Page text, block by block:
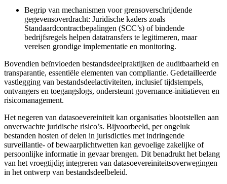
Begrip van mechanismen voor grensoverschrijdende
gegevensoverdracht: Juridische kaders zoals
Standaardcontractbepalingen (SCC’s) of bindende
bedrijfsregels helpen datatransfers te legitimeren, maar
vereisen grondige implementatie en monitoring.
Bovendien beïnvloeden bestandsdeelpraktijken de auditbaarheid en
transparantie, essentiële elementen van compliantie. Gedetailleerde
vastlegging van bestandsdeelactiviteiten, inclusief tijdstempels,
ontvangers en toegangslogs, ondersteunt governance-initiatieven en
risicomanagement.
Het negeren van datasoevereiniteit kan organisaties blootstellen aan
onverwachte juridische risico’s. Bijvoorbeeld, per ongeluk
bestanden hosten of delen in jurisdicties met indringende
surveillantie- of bewaarplichtwetten kan gevoelige zakelijke of
persoonlijke informatie in gevaar brengen. Dit benadrukt het belang
van het vroegtijdig integreren van datasoevereiniteitsoverwegingen
in het ontwerp van bestandsdeelbeleid.